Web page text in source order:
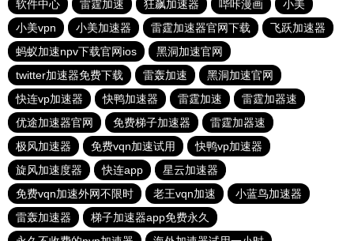
软件中心
雷霆加速 狂飙加速器 哔咔漫画
小美
小美vpn
小美加速器 雷霆加速器官网下载
飞跃加速器
蚂蚁加速npv下载官网ios
黑洞加速官网
twitter加速器免费下载
雷轰加速
黑洞加速官网
快连vp加速器
快鸭加速器 雷霆加速
雷霆加器速
优途加速器官网
免费梯子加速器
雷霆加器速
极风加速器
免费vqn加速试用
快鸭vp加速器
旋风加速度器
快连app
星云加速器
免费vqn加速外网不限时
老王vqn加速
小蓝鸟加速器
雷轰加速器
梯子加速器app免费永久